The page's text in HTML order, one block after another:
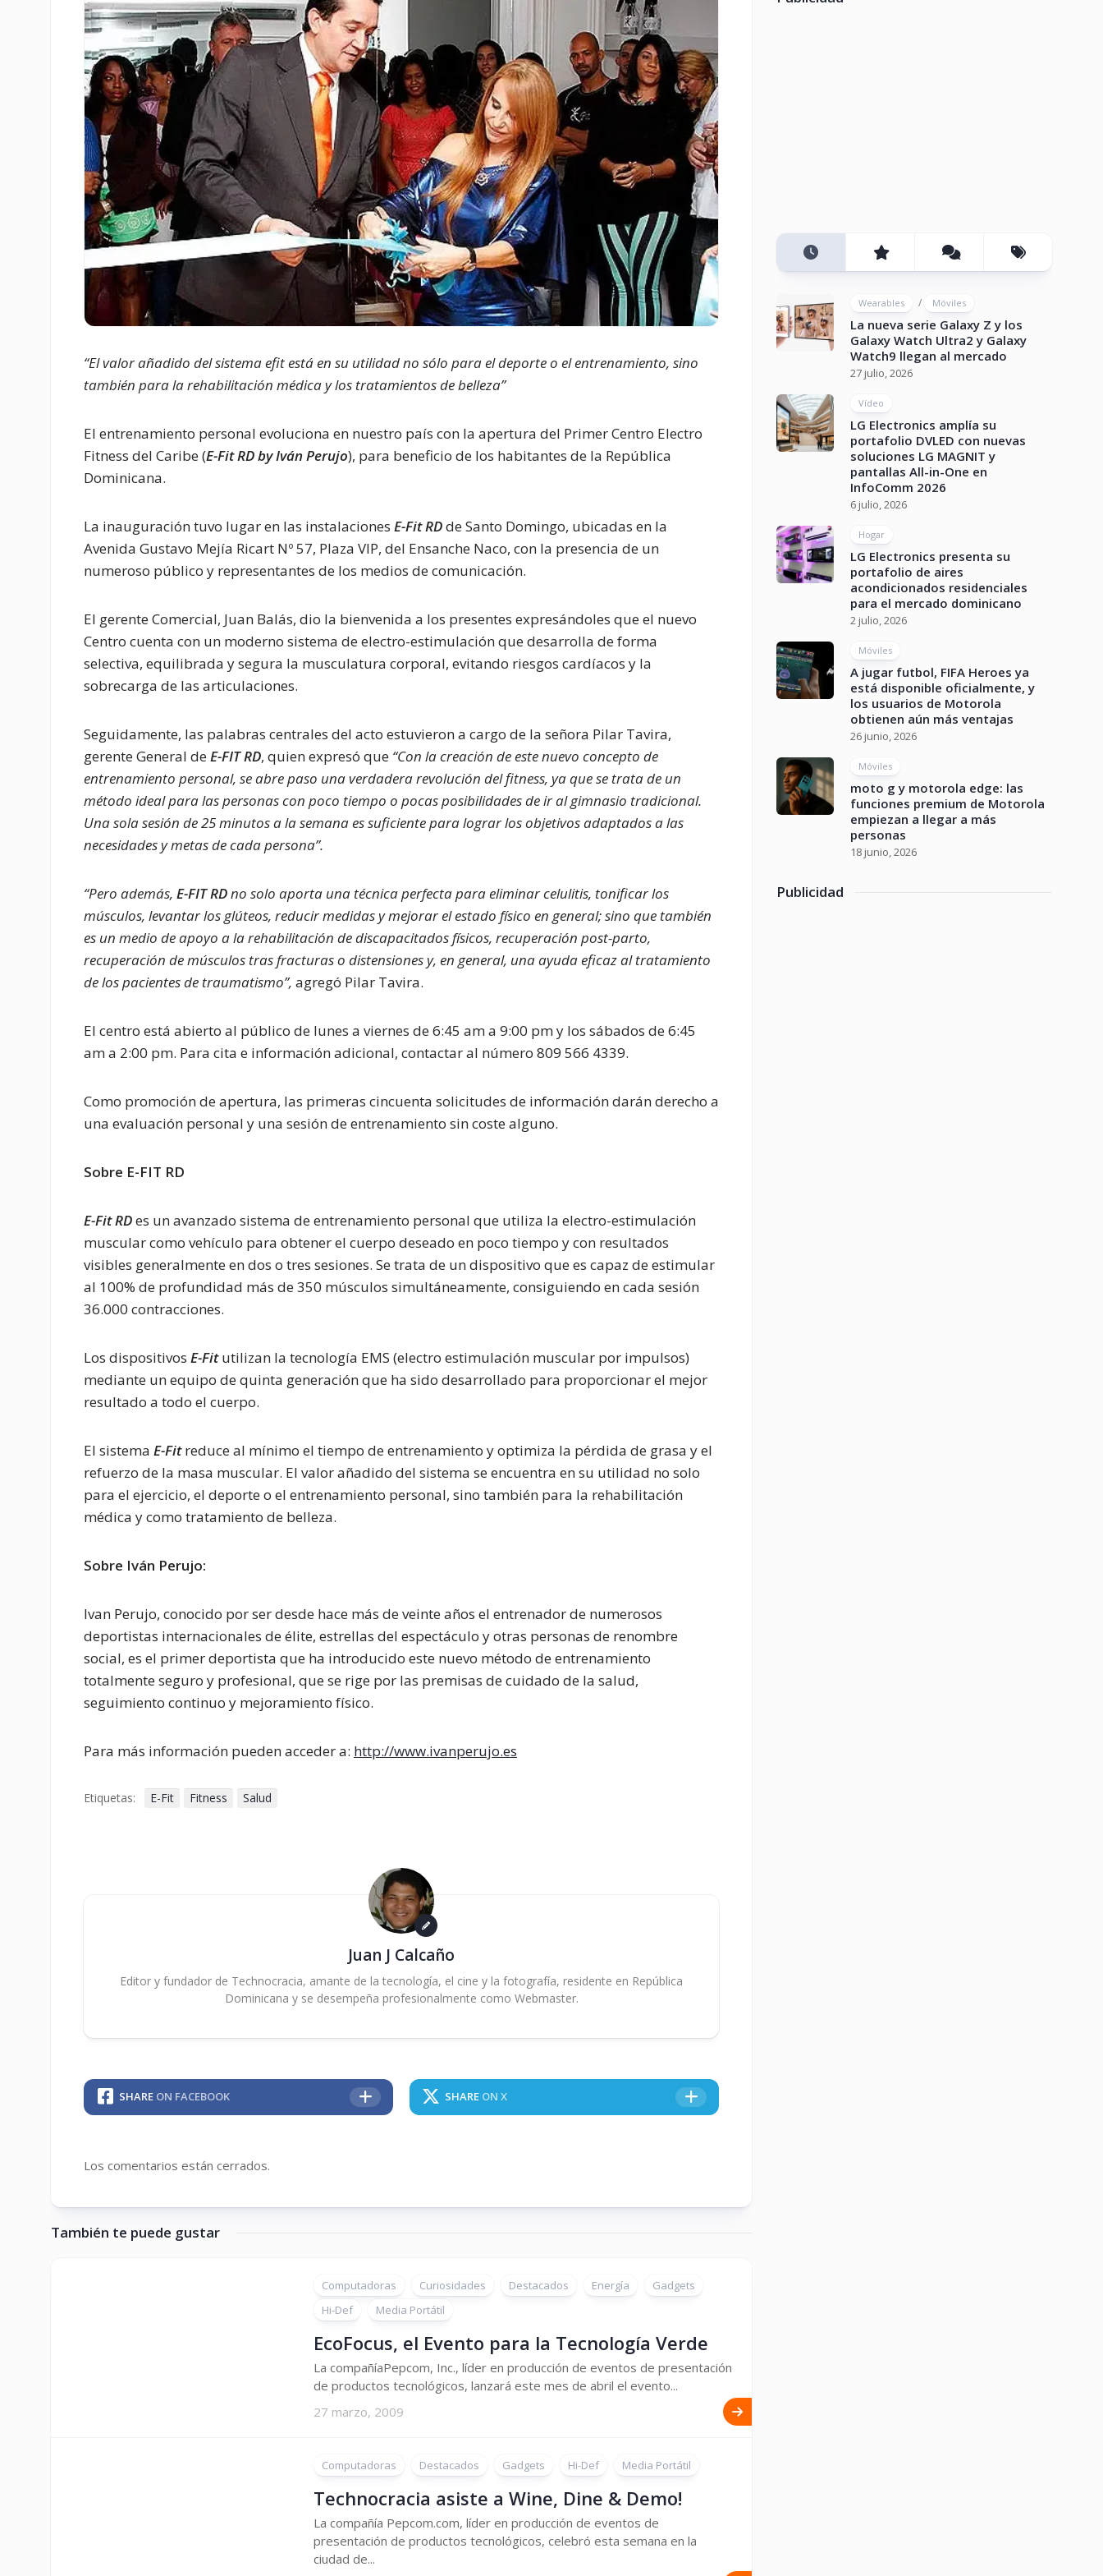
“El valor añadido del sistema efit está en su utilidad no sólo para el deporte o el entrenamiento, sino
también para la rehabilitación médica y los tratamientos de belleza”
El entrenamiento personal evoluciona en nuestro país con la apertura del Primer Centro Electro
Fitness del Caribe (E-Fit RD by Iván Perujo), para beneficio de los habitantes de la República
Dominicana.
La inauguración tuvo lugar en las instalaciones E-Fit RDde Santo Domingo, ubicadas en la
Avenida Gustavo Mejía Ricart Nº 57, Plaza VIP, del Ensanche Naco, con la presencia de un
numeroso público y representantes de los medios de comunicación.
El gerente Comercial, Juan Balás, dio la bienvenida a los presentes expresándoles que el nuevo
Centro cuenta con un moderno sistema de electro-estimulación que desarrolla de forma
selectiva, equilibrada y segura la musculatura corporal, evitando riesgos cardíacos y la
sobrecarga de las articulaciones.
Seguidamente, las palabras centrales del acto estuvieron a cargo de la señora Pilar Tavira,
gerente General de E-FIT RD, quien expresó que “Con la creación de este nuevo concepto de
entrenamiento personal, se abre paso una verdadera revolución del fitness, ya que se trata de un
método ideal para las personas con poco tiempo o pocas posibilidades de ir al gimnasio tradicional.
Una sola sesión de 25 minutos a la semana es suficiente para lograr los objetivos adaptados a las
necesidades y metas de cada persona”.
“Pero además, E-FIT RDno solo aporta una técnica perfecta para eliminar celulitis, tonificar los
músculos, levantar los glúteos, reducir medidas y mejorar el estado físico en general; sino que también
es un medio de apoyo a la rehabilitación de discapacitados físicos, recuperación post-parto,
recuperación de músculos tras fracturas o distensiones y, en general, una ayuda eficaz al tratamiento
de los pacientes de traumatismo”, agregó Pilar Tavira.
El centro está abierto al público de lunes a viernes de 6:45 am a 9:00 pm y los sábados de 6:45
am a 2:00 pm. Para cita e información adicional, contactar al número 809 566 4339.
Como promoción de apertura, las primeras cincuenta solicitudes de información darán derecho a
una evaluación personal y una sesión de entrenamiento sin coste alguno.
Sobre E-FIT RD
E-Fit RDes un avanzado sistema de entrenamiento personal que utiliza la electro-estimulación
muscular como vehículo para obtener el cuerpo deseado en poco tiempo y con resultados
visibles generalmente en dos o tres sesiones. Se trata de un dispositivo que es capaz de estimular
al 100% de profundidad más de 350 músculos simultáneamente, consiguiendo en cada sesión
36.000 contracciones.
Los dispositivos E-Fitutilizan la tecnología EMS (electro estimulación muscular por impulsos)
mediante un equipo de quinta generación que ha sido desarrollado para proporcionar el mejor
resultado a todo el cuerpo.
El sistema E-Fitreduce al mínimo el tiempo de entrenamiento y optimiza la pérdida de grasa y el
refuerzo de la masa muscular. El valor añadido del sistema se encuentra en su utilidad no solo
para el ejercicio, el deporte o el entrenamiento personal, sino también para la rehabilitación
médica y como tratamiento de belleza.
Sobre Iván Perujo:
Ivan Perujo, conocido por ser desde hace más de veinte años el entrenador de numerosos
deportistas internacionales de élite, estrellas del espectáculo y otras personas de renombre
social, es el primer deportista que ha introducido este nuevo método de entrenamiento
totalmente seguro y profesional, que se rige por las premisas de cuidado de la salud,
seguimiento continuo y mejoramiento físico.
Para más información pueden acceder a: http://www.ivanperujo.es
Etiquetas: E-Fit Fitness Salud
Juan J Calcaño
Editor y fundador de Technocracia, amante de la tecnología, el cine y la fotografía, residente en República
Dominicana y se desempeña profesionalmente como Webmaster.
SHARE ON FACEBOOK SHARE ON X
Los comentarios están cerrados.
También te puede gustar
Computadoras Curiosidades Destacados Energía
Gadgets
Hi-Def
Media Portátil
EcoFocus, el Evento para la Tecnología Verde
La compañíaPepcom, Inc., líder en producción de eventos de presentación
de productos tecnológicos, lanzará este mes de abril el evento...
27 marzo, 2009
Computadoras Destacados Gadgets Hi-Def Media Portátil
Technocracia asiste a Wine, Dine & Demo!
La compañía Pepcom.com, líder en producción de eventos de
presentación de productos tecnológicos, celebró esta semana en la
ciudad de...
Wearables / Móviles
La nueva serie Galaxy Z y los
Galaxy Watch Ultra2 y Galaxy
Watch9 llegan al mercado
27 julio, 2026
Vídeo
LG Electronics amplía su
portafolio DVLED con nuevas
soluciones LG MAGNIT y
pantallas All-in-One en
InfoComm 2026
6 julio, 2026
Hogar
LG Electronics presenta su
portafolio de aires
acondicionados residenciales
para el mercado dominicano
2 julio, 2026
Móviles
A jugar futbol, FIFA Heroes ya
está disponible oficialmente, y
los usuarios de Motorola
obtienen aún más ventajas
26 junio, 2026
Móviles
moto g y motorola edge: las
funciones premium de Motorola
empiezan a llegar a más
personas
18 junio, 2026
Publicidad